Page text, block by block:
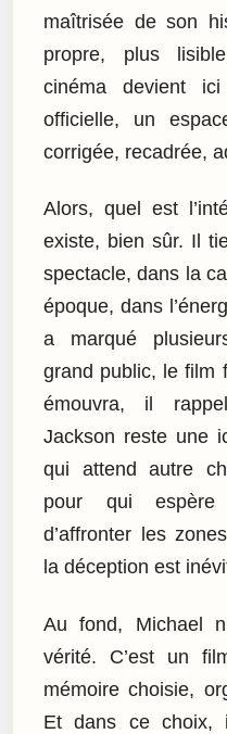
maîtrisée de son
propre, plus
cinéma devient
officielle, un
corrigée, recadrée,
Alors, quel est
existe, bien sûr. Il
spectacle, dans la
époque, dans
a marqué
grand public, le film
émouvra, il
Jackson reste une
qui attend autre
pour qui
d’affronter les
la déception est
Au fond, Michael
vérité. C’est un
mémoire choisie,
Et dans ce choix,